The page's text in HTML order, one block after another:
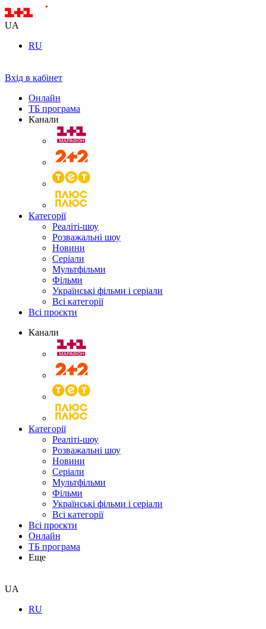
UA
RU
Вхід в кабінет
Онлайн
ТБ програма
Канали
Категорії
Реаліті-шоу
Розважальні шоу
Новини
Серіали
Мультфільми
Фільми
Українські фільми і серіали
Всі категорії
Всі проєкти
Канали
Категорії
Реаліті-шоу
Розважальні шоу
Новини
Серіали
Мультфільми
Фільми
Українські фільми і серіали
Всі категорії
Всі проєкти
Онлайн
ТБ програма
Еще
UA
RU